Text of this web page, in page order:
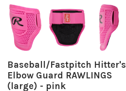
Baseball/Fastpitch Hitter's
Elbow Guard RAWLINGS
(large) - pink